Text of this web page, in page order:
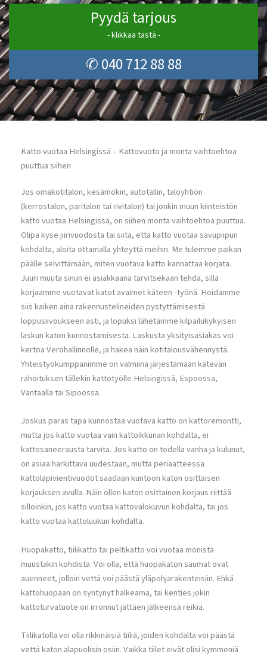
Pyydä tarjous
- klikkaa tästä -
✆ 040 712 88 88
Katto vuotaa Helsingissä – Kattovuoto ja monta vaihtoehtoa
puuttua siihen
Jos omakotitalon, kesämökin, autotallin, taloyhtiön
(kerrostalon, paritalon tai rivitalon) tai jonkin muun kiinteistön
katto vuotaa Helsingissä, on siihen monta vaihtoehtoa puuttua.
Olipa kyse jiirivuodosta tai siitä, että katto vuotaa savupiipun
kohdalta, aloita ottamalla yhteyttä meihin. Me tulemme paikan
päälle selvittämään, miten vuotava katto kannattaa korjata.
Juuri muuta sinun ei asiakkaana tarvitsekaan tehdä, sillä
korjaamme vuotavat katot avaimet käteen -työnä. Hoidamme
siis kaiken aina rakennustelineiden pystyttämisestä
loppusiivoukseen asti, ja lopuksi lähetämme kilpailukykyisen
laskun katon kunnostamisesta. Laskusta yksityisasiakas voi
kertoa Verohallinnolle, ja hakea näin kotitalousvähennystä.
Yhteistyökumppanimme on valmiina järjestämään kätevän
rahoituksen tällekin kattotyölle Helsingissä, Espoossa,
Vantaalla tai Sipoossa.
Joskus paras tapa kunnostaa vuotava katto on kattoremontti,
mutta jos katto vuotaa vain kattoikkunan kohdalta, ei
kattosaneerausta tarvita. Jos katto on todella vanha ja kulunut,
on asiaa harkittava uudestaan, mutta periaatteessa
kattoläpivientivuodot saadaan kuntoon katon osittaisen
korjauksen avulla. Näin ollen katon osittainen korjaus riittää
silloinkin, jos katto vuotaa kattovalokuvun kohdalta, tai jos
katto vuotaa kattoluukun kohdalta.
Huopakatto, tiilikatto tai peltikatto voi vuotaa monista
muustakin kohdista. Voi olla, että huopakaton saumat ovat
auenneet, jolloin vettä voi päästä yläpohjarakenteisiin. Ehkä
kattohuopaan on syntynyt halkeama, tai kenties jokin
kattoturvatuote on irronnut jättäen jälkeensä reikiä.
Tiilikatolla voi olla rikkinäisiä tiiliä, joiden kohdalta voi päästä
vettä katon alapuolisin osiin. Vaikka tiilet eivät olisi kymmeniä